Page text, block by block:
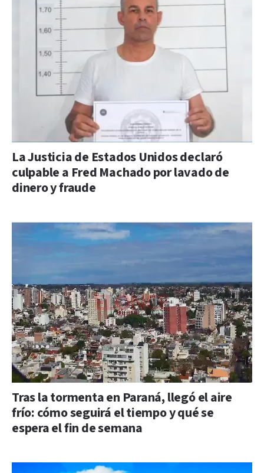
La Justicia de Estados Unidos declaró
culpable a Fred Machado por lavado de
dinero y fraude
Tras la tormenta en Paraná, llegó el aire
frío: cómo seguirá el tiempo y qué se
espera el fin de semana